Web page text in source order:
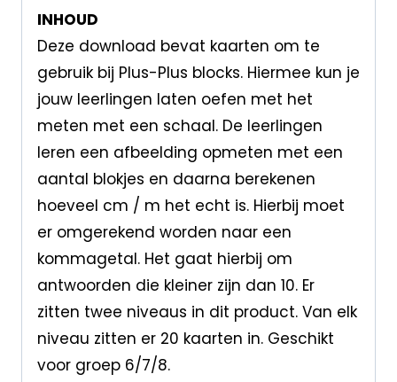
INHOUD
Deze download bevat kaarten om te
gebruik bij Plus-Plus blocks. Hiermee kun je
jouw leerlingen laten oefen met het
meten met een schaal. De leerlingen
leren een afbeelding opmeten met een
aantal blokjes en daarna berekenen
hoeveel cm / m het echt is. Hierbij moet
er omgerekend worden naar een
kommagetal. Het gaat hierbij om
antwoorden die kleiner zijn dan 10. Er
zitten twee niveaus in dit product. Van elk
niveau zitten er 20 kaarten in. Geschikt
voor groep 6/7/8.